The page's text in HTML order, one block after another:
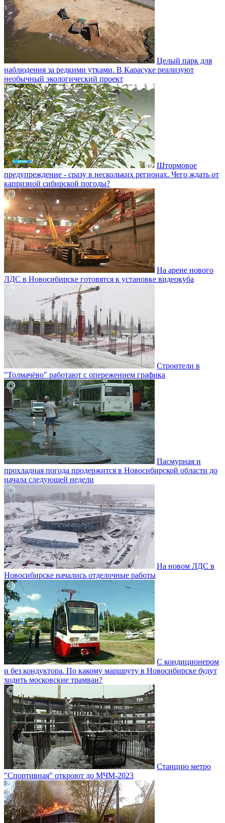
Целый парк для
наблюдения за редкими утками. В Карасуке реализуют
необычный экологический проект
Штормовое
предупреждение - сразу в нескольких регионах. Чего ждать от
капризной сибирской погоды?
На арене нового
ЛДС в Новосибирске готовятся к установке видеокуба
Строители в
"Толмачёво" работают с опережением графика
Пасмурная и
прохладная погода продержится в Новосибирской области до
начала следующей недели
На новом ЛДС в
Новосибирске начались отделочные работы
С кондиционером
и без кондуктора. По какому маршруту в Новосибирске будут
ходить московские трамваи?
Станцию метро
"Спортивная" откроют до МЧМ-2023